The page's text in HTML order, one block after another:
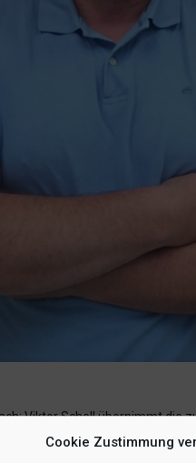
Cookie Zustimmung
Viktor Schell übernimmt die
sich und war als Spieler